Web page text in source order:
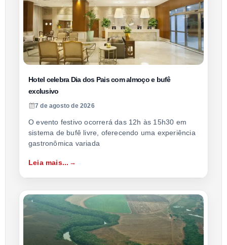
Hotel celebra Dia dos Pais com almoço e bufê
exclusivo
7 de agosto de 2026
O evento festivo ocorrerá das 12h às 15h30 em
sistema de bufê livre, oferecendo uma experiência
gastronômica variada
Leia mais...